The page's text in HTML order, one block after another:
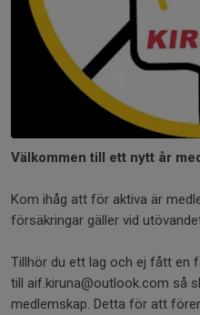
Välkommen till ett nytt år
Kom ihåg att för aktiva är
försäkringar gäller vid
Tillhör du ett lag och ej fått en
till aif.kiruna@outlook.com så
medlemskap. Detta för att